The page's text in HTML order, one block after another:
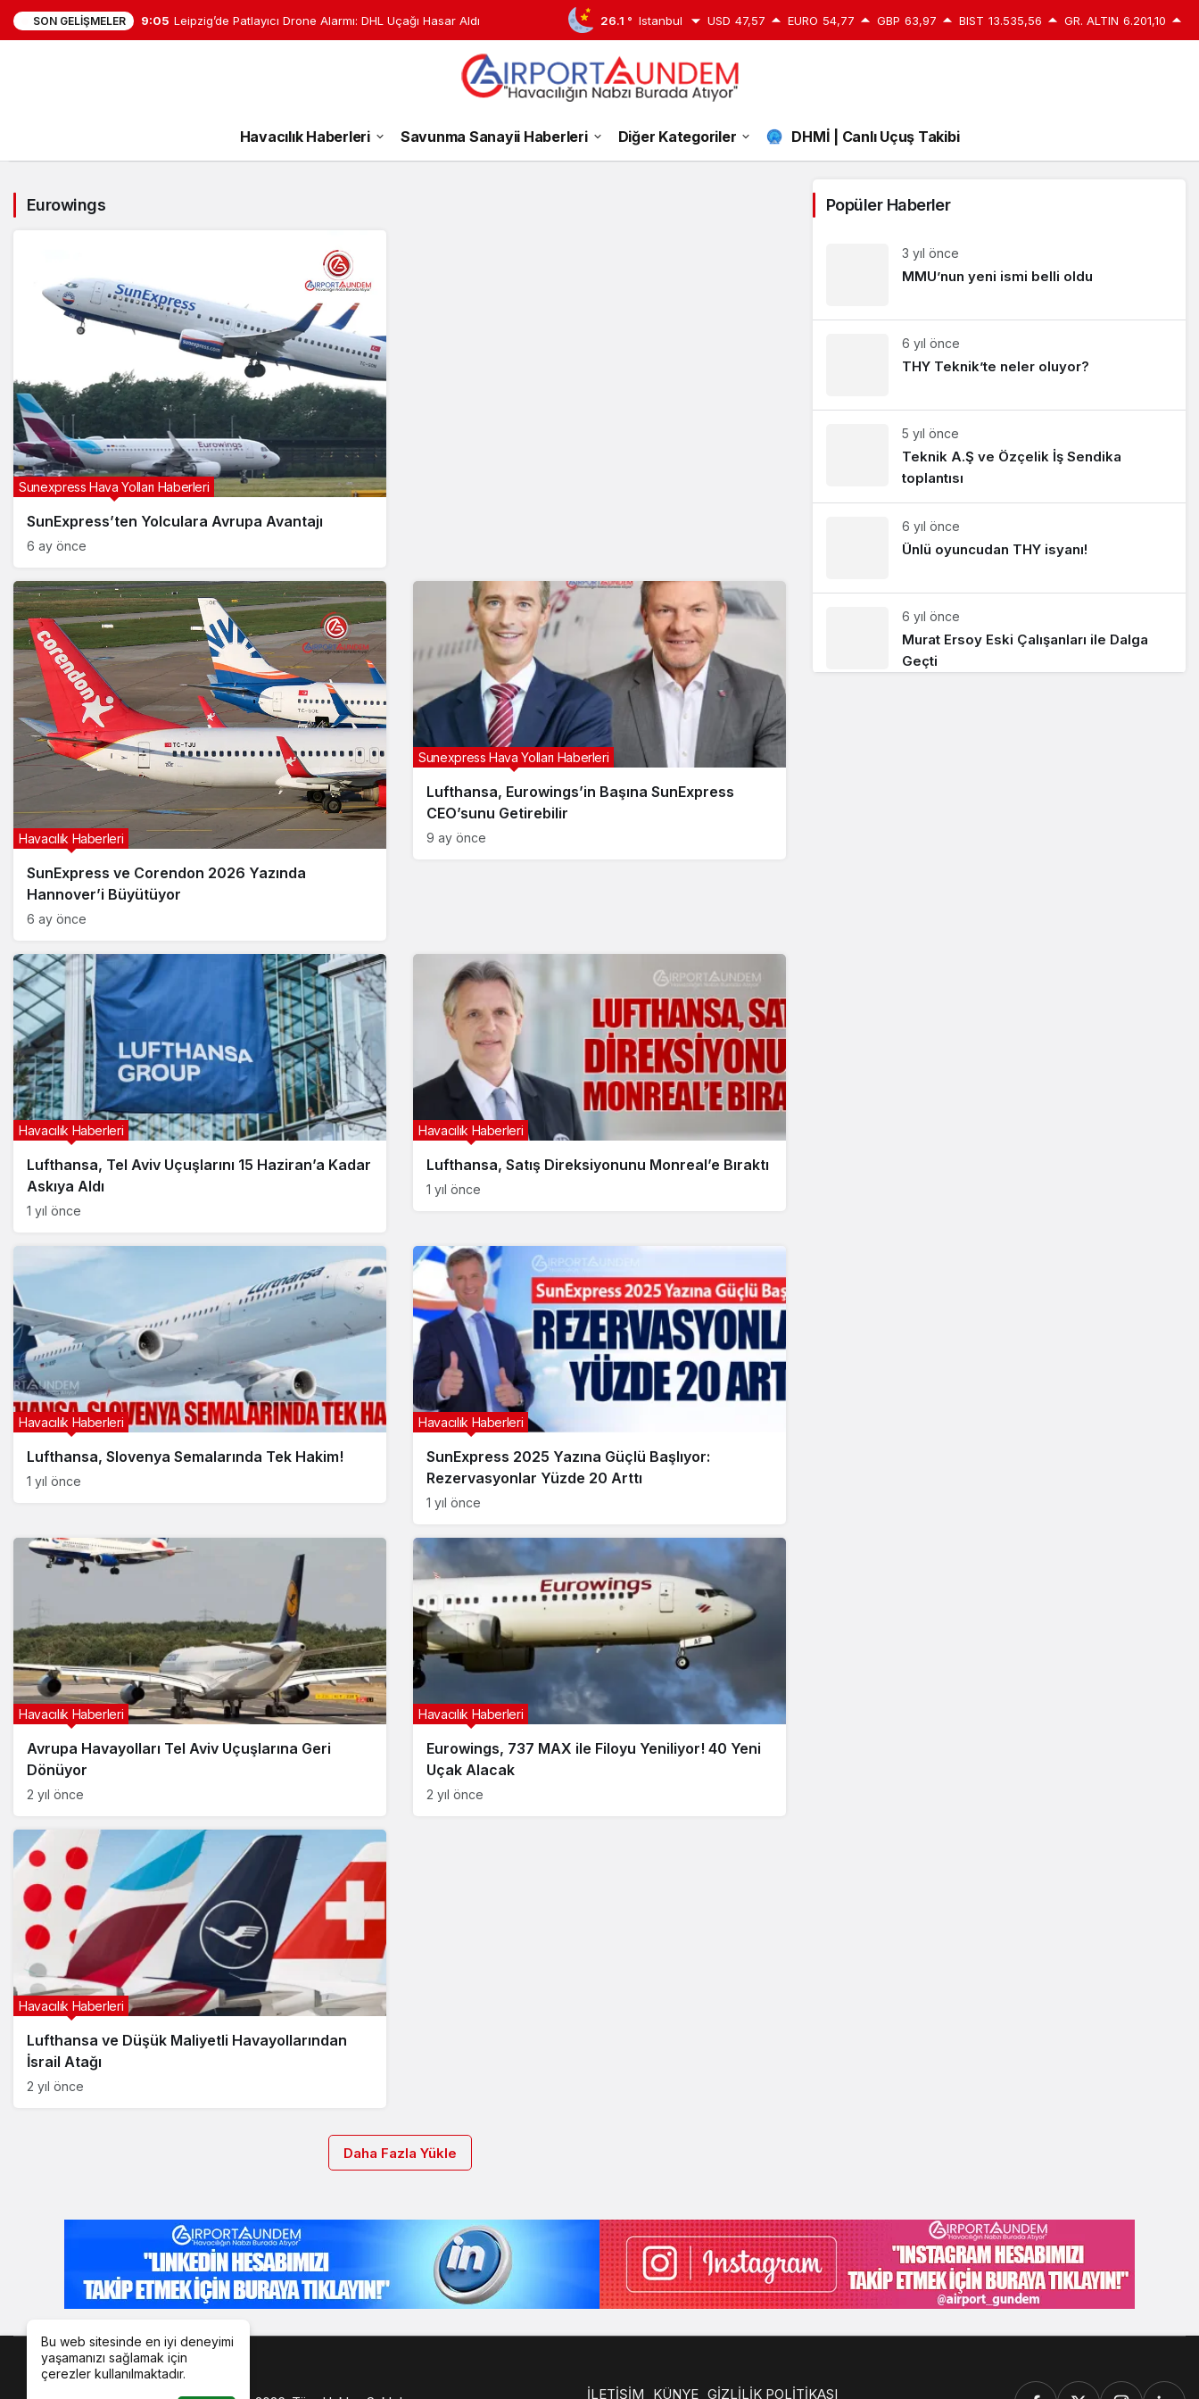
SON GELIŞMELER 9:05 Leipzig’de Patlayıcı Drone Alarmı: DHL Uçağı Hasar Aldı 26.1 ° Istanbul USD 47,57 EURO 54,77 GBP 63,97 BIST 13.535,56 GR. ALTIN 6.201,10
Eurowings
Haberleri
Havacılık Haberleri Savunma Sanayii Haberleri Diğer Kategoriler DHMİ | Canlı Uçuş Takibi
Eurowings
SunExpress’ten Yolculara Avrupa Avantajı
Sunexpress Hava Yolları Haberleri
6 ay önce
SunExpress ve Corendon 2026 Yazında
Hannover’i Büyütüyor
Havacılık Haberleri
6 ay önce
Lufthansa, Eurowings’in Başına SunExpress
CEO’sunu Getirebilir
Sunexpress Hava Yolları Haberleri
9 ay önce
Lufthansa, Tel Aviv Uçuşlarını 15 Haziran’a Kadar
Askıya Aldı
Havacılık Haberleri
1 yıl önce
Lufthansa, Satış Direksiyonunu Monreal’e Bıraktı
Havacılık Haberleri
1 yıl önce
Lufthansa, Slovenya Semalarında Tek Hakim!
Havacılık Haberleri
1 yıl önce
SunExpress 2025 Yazına Güçlü Başlıyor:
Rezervasyonlar Yüzde 20 Arttı
Havacılık Haberleri
1 yıl önce
Avrupa Havayolları Tel Aviv Uçuşlarına Geri
Dönüyor
Havacılık Haberleri
2 yıl önce
Eurowings, 737 MAX ile Filoyu Yeniliyor! 40 Yeni
Uçak Alacak
Havacılık Haberleri
2 yıl önce
Lufthansa ve Düşük Maliyetli Havayollarından
İsrail Atağı
Havacılık Haberleri
2 yıl önce
Daha Fazla Yükle
Popüler Haberler
3 yıl önce
MMU’nun yeni ismi belli oldu
6 yıl önce
THY Teknik’te neler oluyor?
5 yıl önce
Teknik A.Ş ve Özçelik İş Sendika
toplantısı
6 yıl önce
Ünlü oyuncudan THY isyanı!
6 yıl önce
Murat Ersoy Eski Çalışanları ile Dalga
Geçti
Bu web sitesinde en iyi deneyimi
yaşamanızı sağlamak için
çerezler kullanılmaktadır.
İLETİŞİM KÜNYE GİZLİLİK POLİTİKASI